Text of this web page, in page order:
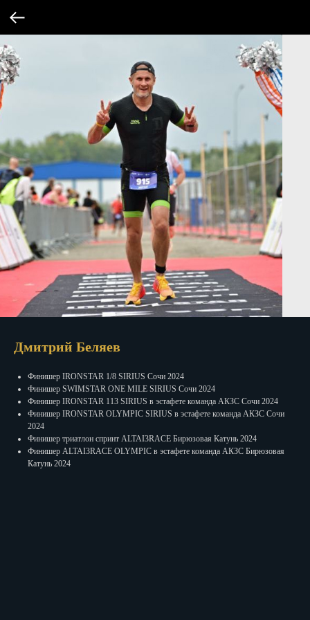
Дмитрий Беляев
Финишер IRONSTAR 1/8 SIRIUS Сочи 2024
Финишер SWIMSTAR ONE MILE SIRIUS Сочи 2024
Финишер IRONSTAR 113 SIRIUS в эстафете команда АКЗС Сочи 2024
Финишер IRONSTAR OLYMPIC SIRIUS в эстафете команда АКЗС Сочи
2024
Финишер триатлон спринт ALTAI3RACE Бирюзовая Катунь 2024
Финишер ALTAI3RACE OLYMPIC в эстафете команда АКЗС Бирюзовая
Катунь 2024